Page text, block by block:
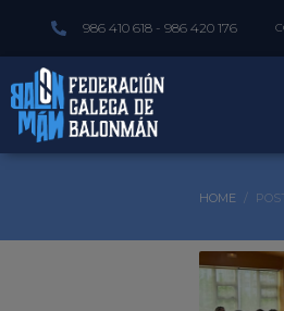
986 410 618 - 986 420 176
HOME